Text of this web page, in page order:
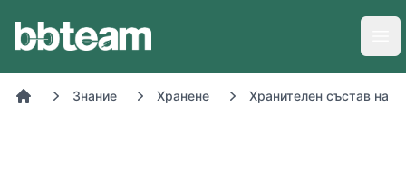
Знание Хранене Хранителен състав на